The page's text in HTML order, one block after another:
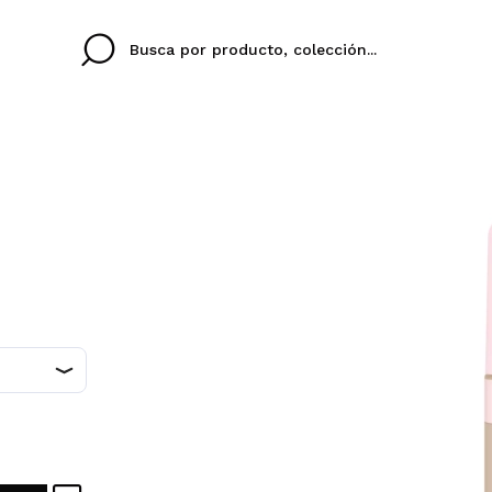
Al crear una cuenta
rápidamente, revisar
IDIOMA